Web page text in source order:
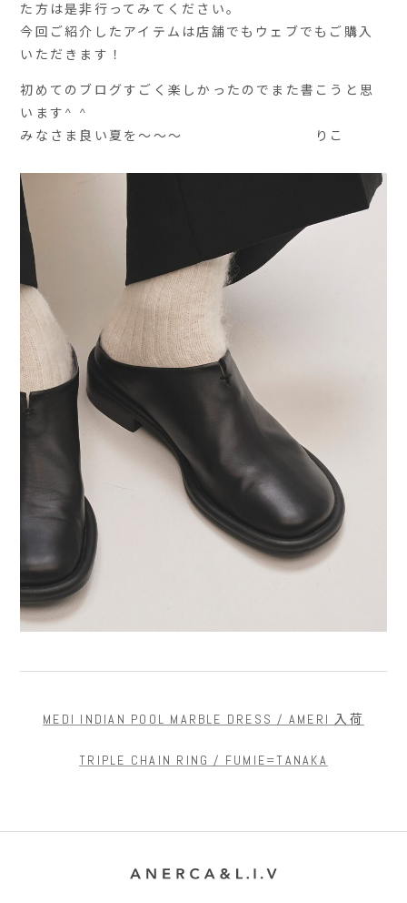
た方は是非行ってみてください。
今回ご紹介したアイテムは店舗でもウェブでもご購入
いただきます！
初めてのブログすごく楽しかったのでまた書こうと思
います^ ^
みなさま良い夏を〜〜〜 りこ
MEDI INDIAN POOL MARBLE DRESS / AMERI 入荷
TRIPLE CHAIN RING / FUMIE=TANAKA